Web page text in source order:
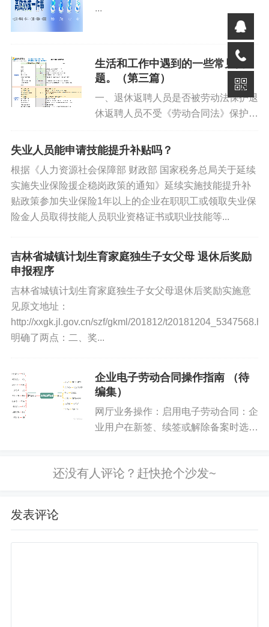
你好优秀经办人微信公众号
第三步：查看账户余额、参保时间。...
...
生活和工作中遇到的一些常见问
题。（第三篇）
一、退休返聘人员是否被劳动法保护退
休返聘人员不受《劳动合同法》保护，
劳动合同时，劳动者必须具备法定的资
行为能力，是符合法律要件的劳动...
失业人员能申请技能提升补贴吗？
根据《人力资源社会保障部 财政部 国家税务总局关于延续
实施失业保险援企稳岗政策的通知》延续实施技能提升补
贴政策参加失业保险1年以上的企业在职职工或领取失业保
险金人员取得技能人员职业资格证书或职业技能等...
吉林省城镇计划生育家庭独生子女父母 退休后奖励
申报程序
吉林省城镇计划生育家庭独生子女父母退休后奖励实施意
见原文地址：
http://xxgk.jl.gov.cn/szf/gkml/201812/
明确了两点：二、奖...
企业电子劳动合同操作指南 （待
编集）
网厅业务操作：启用电子劳动合同：企
业用户在新签、续签或解除备案时选择
后，通过吉事办APP添加操作员并授
发表评论